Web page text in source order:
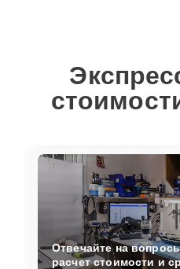
Отвечайте на
расчет стоимости и